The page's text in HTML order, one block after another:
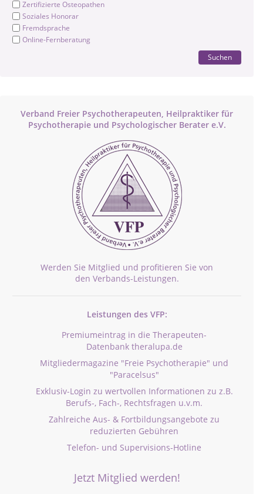
Zertifizierte Osteopathen
Soziales Honorar
Fremdsprache
Online-Fernberatung
Suchen
Verband Freier Psychotherapeuten, Heilpraktiker für
Psychotherapie und Psychologischer Berater e.V.
Werden Sie Mitglied und profitieren Sie von
den Verbands-Leistungen.
Leistungen des VFP:
Premiumeintrag in die Therapeuten-
Datenbank theralupa.de
Mitgliedermagazine "Freie Psychotherapie" und
"Paracelsus"
Exklusiv-Login zu wertvollen Informationen zu z.B.
Berufs-, Fach-, Rechtsfragen u.v.m.
Zahlreiche Aus- & Fortbildungsangebote zu
reduzierten Gebühren
Telefon- und Supervisions-Hotline
Jetzt Mitglied werden!